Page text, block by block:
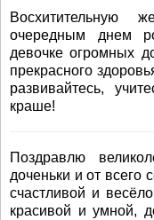
Восхитительную
очередным днем
девочке огромных
прекрасного
развивайтесь,
краше!
Поздравлю
доченьки и от всего
счастливой и
красивой и умной,